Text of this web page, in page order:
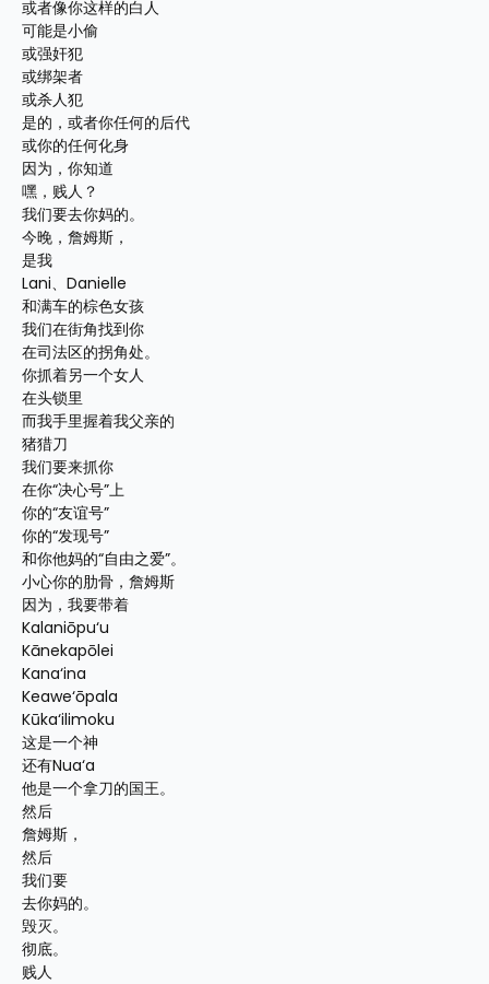
或者像你这样的白人
可能是小偷
或强奸犯
或绑架者
或杀人犯
是的，或者你任何的后代
或你的任何化身
因为，你知道
嘿，贱人？
我们要去你妈的。
今晚，詹姆斯，
是我
Lani、Danielle
和满车的棕色女孩
我们在街角找到你
在司法区的拐角处。
你抓着另一个女人
在头锁里
而我手里握着我父亲的
猪猎刀
我们要来抓你
在你“决心号”上
你的“友谊号”
你的“发现号”
和你他妈的“自由之爱”。
小心你的肋骨，詹姆斯
因为，我要带着
Kalaniōpu‘u
Kānekapōlei
Kana‘ina
Keawe‘ōpala
Kūka‘ilimoku
这是一个神
还有Nua‘a
他是一个拿刀的国王。
然后
詹姆斯，
然后
我们要
去你妈的。
毁灭。
彻底。
贱人